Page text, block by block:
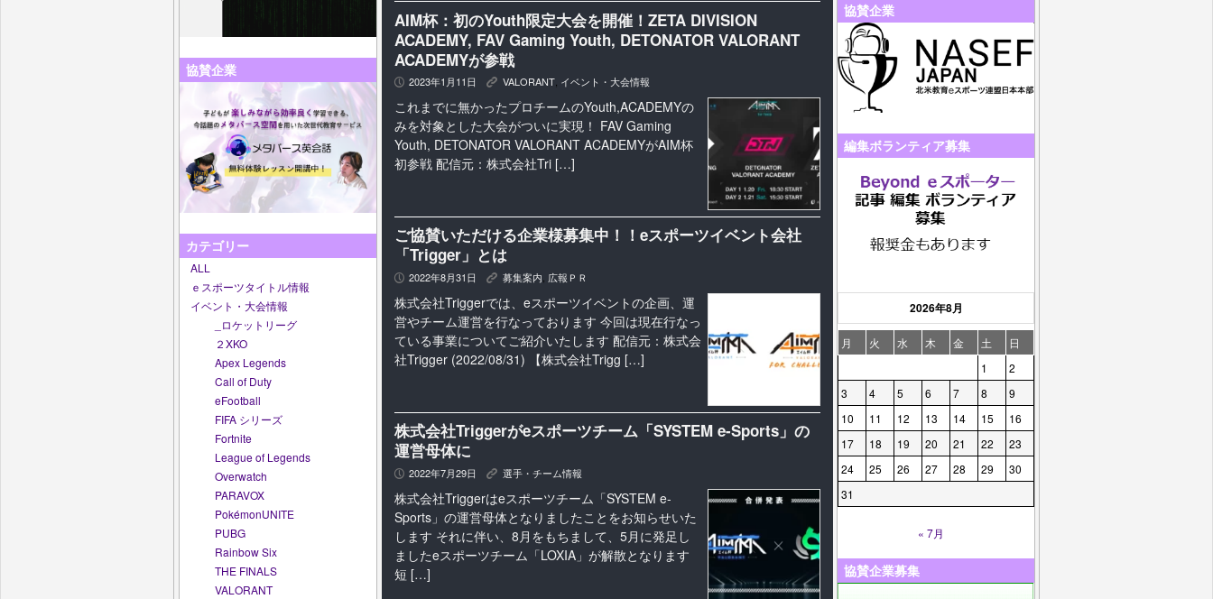
協賛企業
カテゴリー
ALL
ｅスポーツタイトル情報
イベント・大会情報
_ロケットリーグ
２XKO
Apex Legends
Call of Duty
eFootball
FIFA シリーズ
Fortnite
League of Legends
Overwatch
PARAVOX
PokémonUNITE
PUBG
Rainbow Six
THE FINALS
VALORANT
AIM杯：初のYouth限定大会を開催！ZETA DIVISION
ACADEMY, FAV Gaming Youth, DETONATOR VALORANT
ACADEMYが参戦
P 2023年1月11日 K VALORANT イベント・大会情報
これまでに無かったプロチームのYouth,ACADEMYの
みを対象とした大会がついに実現！ FAV Gaming
Youth, DETONATOR VALORANT ACADEMYがAIM杯
初参戦 配信元：株式会社Tri […]
ご協賛いただける企業様募集中！！eスポーツイベント会社
「Trigger」とは
P 2022年8月31日 K 募集案内 広報ＰＲ
株式会社Triggerでは、eスポーツイベントの企画、運
営やチーム運営を行なっております 今回は現在行なっ
ている事業についてご紹介いたします 配信元：株式会
社Trigger (2022/08/31) 【株式会社Trigg […]
株式会社Triggerがeスポーツチーム「SYSTEM e-Sports」の
運営母体に
P 2022年7月29日 K 選手・チーム情報
株式会社Triggerはeスポーツチーム「SYSTEM e-
Sports」の運営母体となりましたことをお知らせいた
します それに伴い、8月をもちまして、5月に発足し
ましたeスポーツチーム「LOXIA」が解散となります
短 […]
協賛企業
編集ボランティア募集
2026年8月
月 火 水 木 金 土
日
1
2
3
4 5 6 7 8
9
10
11 12 13 14 15
16
17
18 19 20 21 22
23
24
25 26 27 28 29
30
31
« 7月
協賛企業募集